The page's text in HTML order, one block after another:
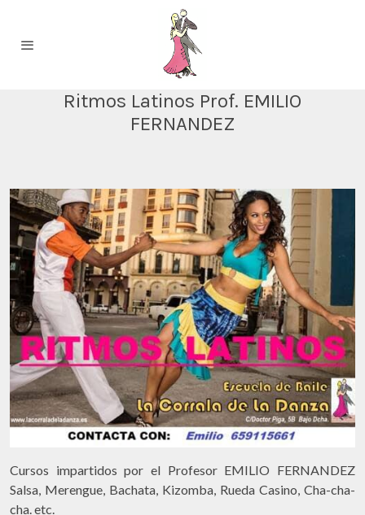
Ritmos Latinos Prof. EMILIO
FERNANDEZ
Cursos impartidos por el Profesor EMILIO FERNANDEZ
Salsa, Merengue, Bachata, Kizomba, Rueda Casino, Cha-cha-
cha. etc.